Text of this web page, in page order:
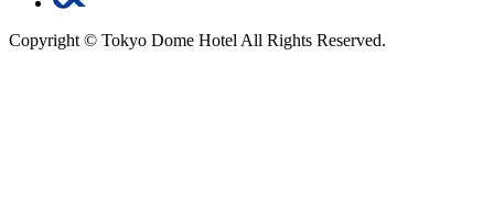
Copyright © Tokyo Dome Hotel All Rights Reserved.